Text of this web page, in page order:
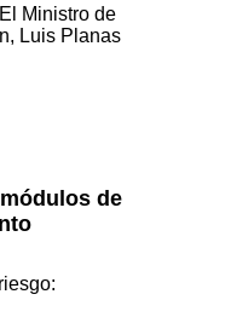
Ministro de
Luis Planas
de